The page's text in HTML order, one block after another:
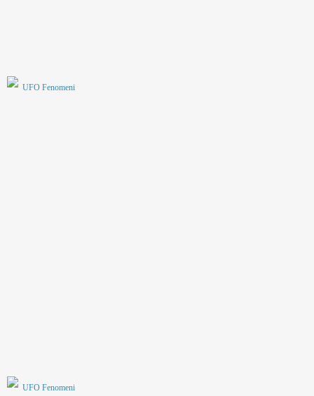
UFO Fenomeni
UFO Fenomeni